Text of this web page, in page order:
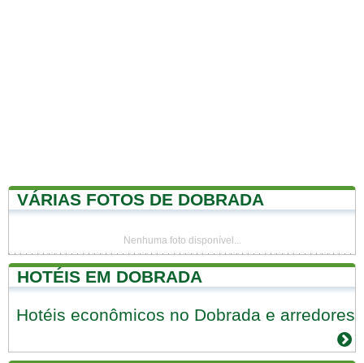
VÁRIAS FOTOS DE DOBRADA
Nenhuma foto disponível...
HOTÉIS EM DOBRADA
Hotéis econômicos no Dobrada e arredores